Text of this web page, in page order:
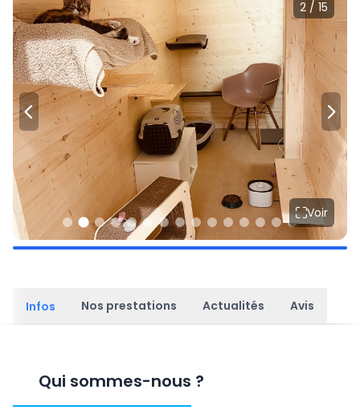
2 / 15
Voir
Infos Nos prestations Actualités Avis
Qui sommes-nous ?